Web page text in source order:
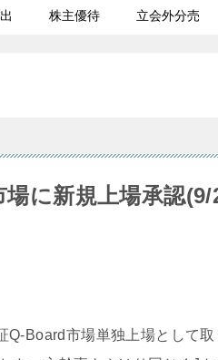
株主優待 立会外分売
に新規上場承認(9/
Q-Board市場単独上場として